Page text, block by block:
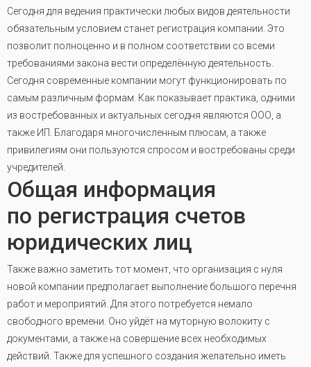
Сегодня для ведения практически любых видов деятельности
обязательным условием станет регистрация компании. Это
позволит полноценно и в полном соответствии со всеми
требованиями закона вести определённую деятельность.
Сегодня современные компании могут функционировать по
самым различным формам. Как показывает практика, одними
из востребованных и актуальных сегодня являются ООО, а
также ИП. Благодаря многочисленным плюсам, а также
привилегиям они пользуются спросом и востребованы среди
учредителей.
Общая информация
по регистрация счетов
юридических лиц
Также важно заметить тот момент, что организация с нуля
новой компании предполагает выполнение большого перечня
работ и мероприятий. Для этого потребуется немало
свободного времени. Оно уйдёт на муторную волокиту с
документами, а также на совершение всех необходимых
действий. Также для успешного создания желательно иметь